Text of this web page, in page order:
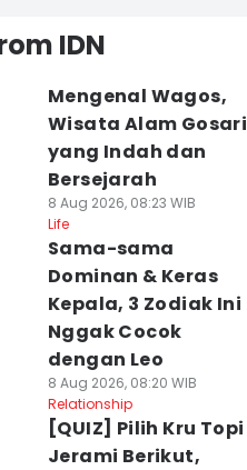
IDN
Mengenal Wagos,
Wisata Alam Gosari
yang Indah dan
Bersejarah
8 Aug 2026, 08:23 WIB
Life
Sama-sama
Dominan & Keras
Kepala, 3 Zodiak Ini
Nggak Cocok
dengan Leo
8 Aug 2026, 08:20 WIB
Relationship
[QUIZ] Pilih Kru Topi
Jerami Berikut,